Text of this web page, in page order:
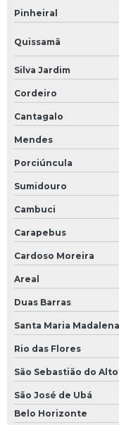
Fluido para
Fluidos térmicos
Fluidos térmicos
Fornecimento de
Gestão de consumo
Inspeção de
Inspeção de
Instalação de
Instalação de
Instalação de
Instrumentação de
Isolamento térmico
Isolamento térmico
Pinheiral
Quissamã
Silva Jardim
Cordeiro
Cantagalo
Mendes
Porciúncula
Sumidouro
Cambuci
Carapebus
Cardoso Moreira
Areal
Duas Barras
Santa Maria Madalena
Rio das Flores
São Sebastião do Alto
São José de Ubá
Belo Horizonte